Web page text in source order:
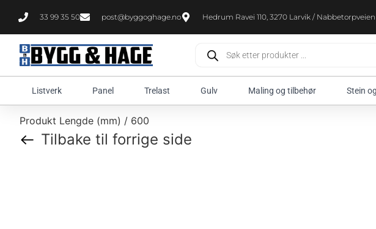
33 99 35 50 post@byggoghage.no Hedrum Ravei 110, 3270 Larvik /
Listverk Panel Trelast Gulv Maling og tilbehør Stein
Produkt Lengde (mm) / 600
Tilbake til forrige side